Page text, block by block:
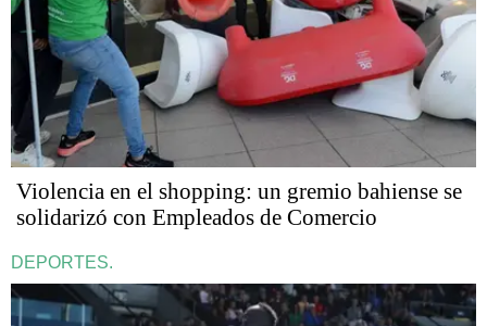
Violencia en el shopping: un gremio bahiense se
solidarizó con Empleados de Comercio
DEPORTES.